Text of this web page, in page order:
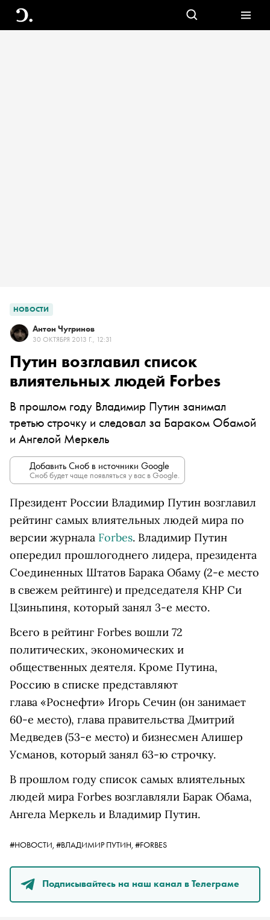
НОВОСТИ
Антон Чугринов
30 ОКТЯБРЯ 2013 Г., 12:31
Путин возглавил список
влиятельных людей Forbes
В прошлом году Владимир Путин занимал
третью строчку и следовал за Бараком Обамой
и Ангелой Меркель
Добавить Сноб в источники Google
Сноб будет чаще появляться у вас в Google.
Президент России Владимир Путин возглавил
рейтинг самых влиятельных людей мира по
версии журнала Forbes. Владимир Путин
опередил прошлогоднего лидера, президента
Соединенных Штатов Барака Обаму (2-е место
в свежем рейтинге) и председателя КНР Си
Цзиньпиня, который занял 3-е место.
Всего в рейтинг Forbes вошли 72
политических, экономических и
общественных деятеля. Кроме Путина,
Россию в списке представляют
глава «Роснефти» Игорь Сечин (он занимает
60-е место), глава правительства Дмитрий
Медведев (53-е место) и бизнесмен Алишер
Усманов, который занял 63-ю строчку.
В прошлом году список самых влиятельных
людей мира Forbes возглавляли Барак Обама,
Ангела Меркель и Владимир Путин.
#НОВОСТИ, #ВЛАДИМИР ПУТИН, #FORBES
Подписывайтесь на наш канал в Телеграме